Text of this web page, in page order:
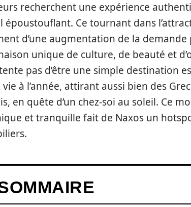
recherchent une expérience
époustouflant. Ce tournant dans
d’une augmentation de la
unique de culture, de beauté et
pas d’être une simple destination
à l’année, attirant aussi bien des
en quête d’un chez-soi au soleil. Ce
et tranquille fait de Naxos un